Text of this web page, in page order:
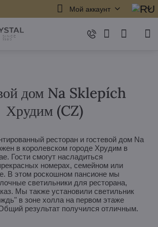
Мой аккаунт
дом Na Sklepích
Хрудим (CZ)
ресторан и гостевой дом Na
в королевском городе Хрудим в
Гости смогут насладиться
номерах, семейном или
В этом роскошном пансионе мы
светильники для ресторана,
Мы также установили светильник
в зоне холла на первом этаже
результат получился отличным.